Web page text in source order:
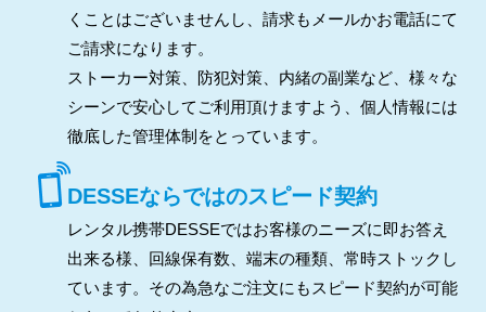
くことはございませんし、請求もメールかお電話にて
ご請求になります。
ストーカー対策、防犯対策、内緒の副業など、様々な
シーンで安心してご利用頂けますよう、個人情報には
徹底した管理体制をとっています。
DESSEならではのスピード契約
レンタル携帯DESSEではお客様のニーズに即お答え
出来る様、回線保有数、端末の種類、常時ストックし
ています。その為急なご注文にもスピード契約が可能